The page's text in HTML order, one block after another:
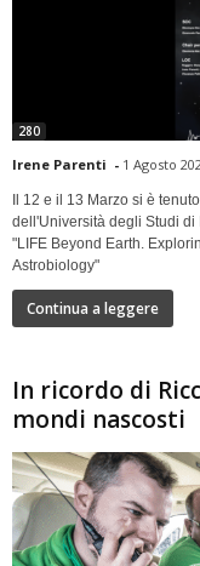
280
Irene Parenti - 1 Agosto
Il 12 e il 13 Marzo si è
dell'Università degli Studi
"LIFE Beyond Earth.
Astrobiology"
Continua a leggere
In ricordo di
mondi nascosti